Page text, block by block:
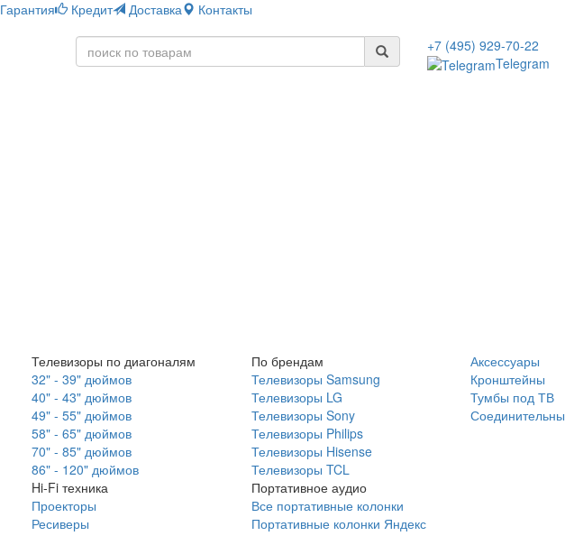
Гарантия Кредит Доставка
Контакты
+7 (495) 929-70-22
Telegram
Телевизоры по диагоналям
32" - 39" дюймов
40" - 43" дюймов
49" - 55" дюймов
58" - 65" дюймов
70" - 85" дюймов
86" - 120" дюймов
Hi-Fi техника
Проекторы
Ресиверы
По брендам
Телевизоры Samsung
Телевизоры LG
Телевизоры Sony
Телевизоры Philips
Телевизоры Hisense
Телевизоры TCL
Портативное аудио
Все портативные колонки
Портативные колонки Яндекс
Аксессуары
Кронштейны
Тумбы под ТВ